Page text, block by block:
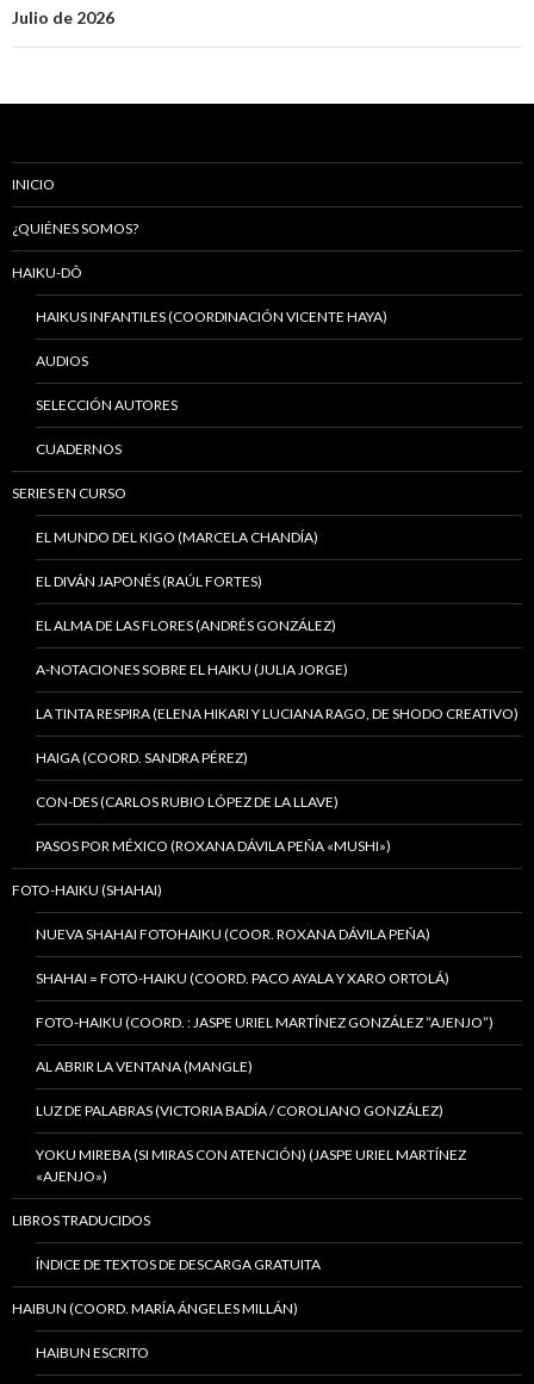
entradas
Julio de 2026
INICIO
¿QUIÉNES SOMOS?
HAIKU-DÔ
HAIKUS INFANTILES (COORDINACIÓN VICENTE HAYA)
AUDIOS
SELECCIÓN AUTORES
CUADERNOS
SERIES EN CURSO
EL MUNDO DEL KIGO (MARCELA CHANDÍA)
EL DIVÁN JAPONÉS (RAÚL FORTES)
EL ALMA DE LAS FLORES (ANDRÉS GONZÁLEZ)
A-NOTACIONES SOBRE EL HAIKU (JULIA JORGE)
LA TINTA RESPIRA (ELENA HIKARI Y LUCIANA RAGO, DE SHODO CREATIVO)
HAIGA (COORD. SANDRA PÉREZ)
CON-DES (CARLOS RUBIO LÓPEZ DE LA LLAVE)
PASOS POR MÉXICO (ROXANA DÁVILA PEÑA «MUSHI»)
FOTO-HAIKU (SHAHAI)
NUEVA SHAHAI FOTOHAIKU (COOR. ROXANA DÁVILA PEÑA)
SHAHAI = FOTO-HAIKU (COORD. PACO AYALA Y XARO ORTOLÁ)
FOTO-HAIKU (COORD. : JASPE URIEL MARTÍNEZ GONZÁLEZ “AJENJO”)
AL ABRIR LA VENTANA (MANGLE)
LUZ DE PALABRAS (VICTORIA BADÍA / COROLIANO GONZÁLEZ)
YOKU MIREBA (SI MIRAS CON ATENCIÓN) (JASPE URIEL MARTÍNEZ
«AJENJO»)
LIBROS TRADUCIDOS
ÍNDICE DE TEXTOS DE DESCARGA GRATUITA
HAIBUN (COORD. MARÍA ÁNGELES MILLÁN)
HAIBUN ESCRITO